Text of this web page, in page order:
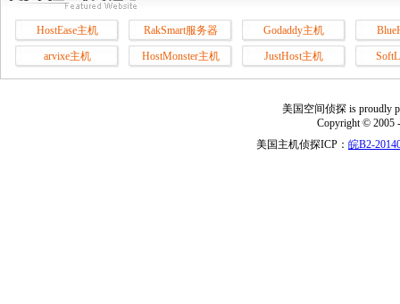
HostEase主机 RakSmart服务器 Godaddy主机
arvixe主机 HostMonster主机 JustHost主机
美国空间侦探 is proudly
Copyright © 2005
美国主机侦探ICP： 皖B2-